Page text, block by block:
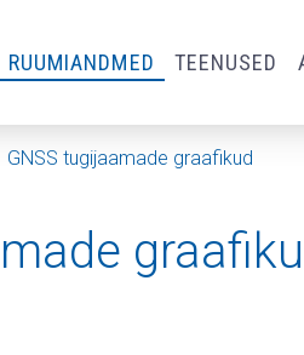
RUUMIANDMED TEENUSED
GNSS tugijaamade graafikud